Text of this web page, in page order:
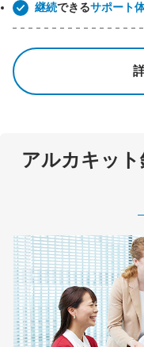
継続できるサポート
アルカキット